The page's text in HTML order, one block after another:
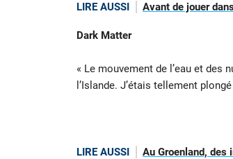
LIRE AUSSI Avant de jouer
Dark Matter
« Le mouvement de l’eau et des
l’Islande. J’étais tellement
LIRE AUSSI Au Groenland,